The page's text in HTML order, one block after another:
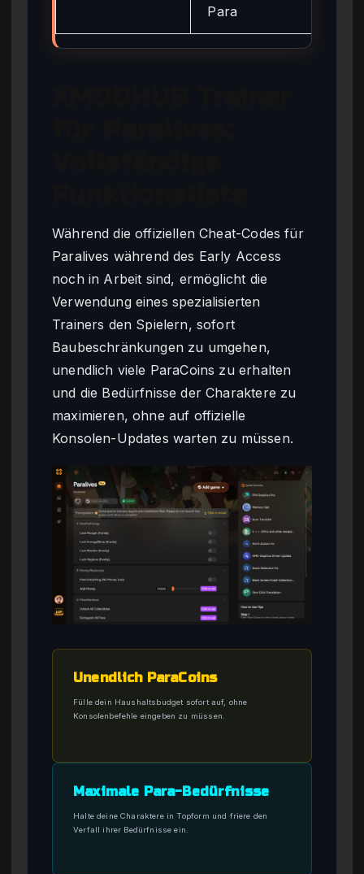
Para
Während die offiziellen Cheat-Codes für
Paralives während des Early Access
noch in Arbeit sind, ermöglicht die
Verwendung eines spezialisierten
Trainers den Spielern, sofort
Baubeschränkungen zu umgehen,
unendlich viele ParaCoins zu erhalten
und die Bedürfnisse der Charaktere zu
maximieren, ohne auf offizielle
Konsolen-Updates warten zu müssen.
Unendlich ParaCoins
Fülle dein Haushaltsbudget sofort auf, ohne
Konsolenbefehle eingeben zu müssen.
Maximale Para-Bedürfnisse
Halte deine Charaktere in Topform und friere den
Verfall ihrer Bedürfnisse ein.